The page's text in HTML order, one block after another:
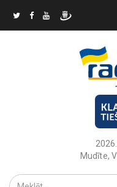
Mudīte,